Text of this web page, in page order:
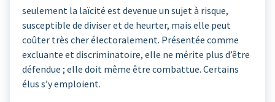
seulement la laïcité est devenue un sujet à risque,
susceptible de diviser et de heurter, mais elle peut
coûter très cher électoralement. Présentée comme
excluante et discriminatoire, elle ne mérite plus d’être
défendue ; elle doit même être combattue. Certains
élus s’y emploient.